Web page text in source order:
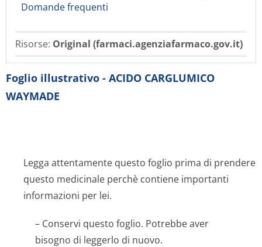
Domande frequenti
Risorse: Original (farmaci.agenziafarmaco.gov.it)
Foglio illustrativo - ACIDO CARGLUMICO
WAYMADE
Legga attentamente questo foglio prima di prendere
questo medicinale perchè contiene importanti
informazioni per lei.
– Conservi questo foglio. Potrebbe aver
bisogno di leggerlo di nuovo.